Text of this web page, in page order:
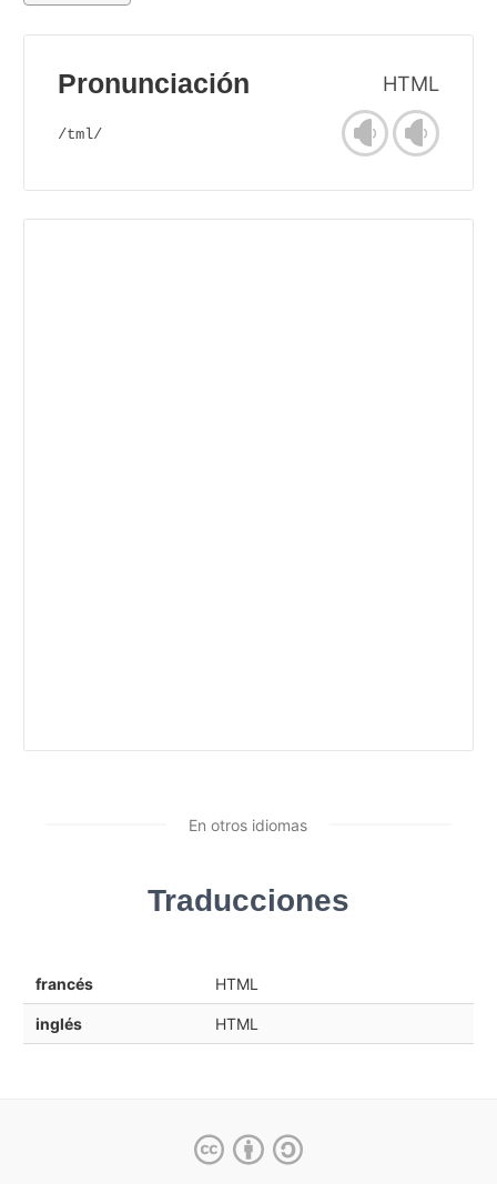
Pronunciación HTML
/tml/
En otros idiomas
Traducciones
francés HTML
inglés HTML